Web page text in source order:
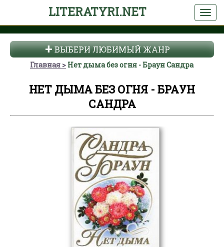
LITERATYRI.NET
ВЫБЕРИ ЛЮБИМЫЙ ЖАНР
Главная Нет дыма без огня - Браун Сандра
НЕТ ДЫМА БЕЗ ОГНЯ - БРАУН
САНДРА